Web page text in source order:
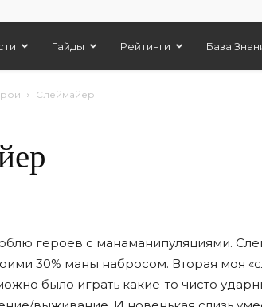
Гайды Рейтинги База
Слеймайер
героев с манаманипуляциями.
30% маны набросом. Вторая моя
было играть какие-то чисто